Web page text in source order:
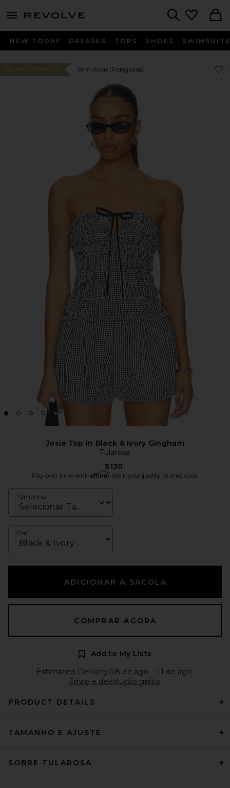
menu - shows more content
NEW TODAY DRESSES TOPS SHOES SWIMSUITS
#55 MAIS VENDIDOS Sem Alças (polegadas)
Josie Top in Black & Ivory Gingham
Tularosa
$130
Pay over time with Affirm. See if you qualify at checkout.
Tamanho
Cor
ADICIONAR À SACOLA
COMPRAR AGORA
Add to My Lists
Estimated Delivery:08 de ago. - 11 de ago.
Envio e devolução grátis
PRODUCT DETAILS
TAMANHO E AJUSTE
SOBRE TULAROSA